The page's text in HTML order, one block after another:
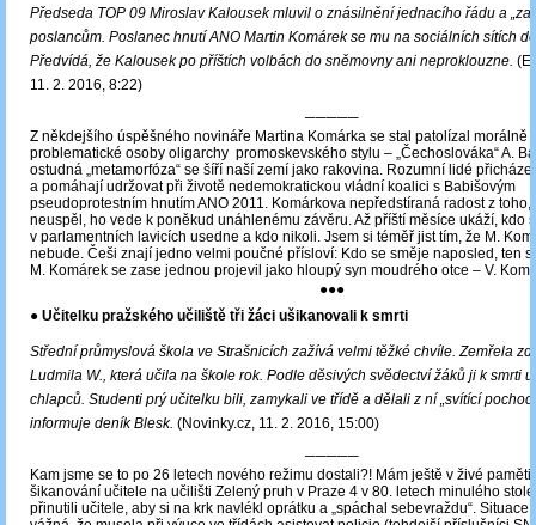
Předseda TOP 09 Miroslav Kalousek mluvil o znásilnění jednacího řádu a
poslancům. Poslanec hnutí ANO Martin Komárek se mu na sociálních sítích
Předvídá, že Kalousek po příštích volbách do sněmovny ani neproklouzne.
11. 2. 2016, 8:22)
─────
Z někdejšího úspěšného novináře Martina Komárka se stal patolízal morálně
problematické osoby oligarchy promoskevského stylu ‒ „Čechoslováka“ A.
ostudná „metamorfóza“ se šíří naší zemí jako rakovina. Rozumní lidé
a pomáhají udržovat při životě nedemokratickou vládní koalici s Babišovým
pseudoprotestním hnutím ANO 2011. Komárkova nepředstíraná radost z toho,
neuspěl, ho vede k poněkud unáhlenému závěru. Až příští měsíce ukáží, kdo
v parlamentních lavicích usedne a kdo nikoli. Jsem si téměř jist tím, že M.
nebude. Češi znají jedno velmi poučné přísloví: Kdo se směje naposled, ten
M. Komárek se zase jednou projevil jako hloupý syn moudrého otce – V.
●●●
● Učitelku pražského učiliště tři žáci ušikanovali k smrti
Střední průmyslová škola ve Strašnicích zažívá velmi těžké chvíle. Zemřela
Ludmila W., která učila na škole rok. Podle děsivých svědectví žáků ji k smrti
chlapců. Studenti prý učitelku bili, zamykali ve třídě a dělali z ní „svítící
informuje deník Blesk. (Novinky.cz, 11. 2. 2016, 15:00)
─────
Kam jsme se to po 26 letech nového režimu dostali?! Mám ještě v živé paměti
šikanování učitele na učilišti Zelený pruh v Praze 4 v 80. letech minulého
přinutili učitele, aby si na krk navlékl oprátku a „spáchal sebevraždu“. Situace